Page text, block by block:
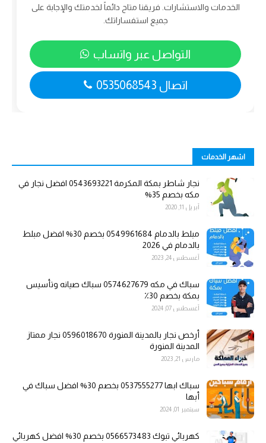
الخدمات والاستشارات. فريقنا متاح دائماً لخدمتك والإجابة على
جميع استفساراتك.
التواصل عبر واتساب
اتصال 0535068543
اشهر الخدمات
نجار شاطر بمكة المكرمة 0543693221 افضل نجار في
مكه بخصم 35%
أبريل 11, 2020
مبلط بالدمام 0549961684 بخصم 30% افضل مبلط
بالدمام في 2026
أغسطس 24, 2023
سباك في مكه 0574627679 سباك صيانه وتأسيس
بمكة بخصم 30٪
أغسطس 07, 2024
أرخص نجار بالمدينة المنورة 0596018670 نجار ممتاز
المدينة المنورة
مارس 21, 2023
سباك ابها 0537555277 بخصم 30% افضل سباك في
أبها
سبتمبر 01, 2024
كهربائي تبوك 0566573483 بخصم 30% افضل كهربائي